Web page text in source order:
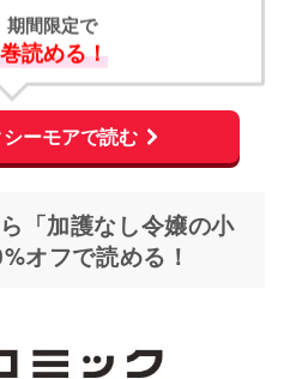
期間限定で
読める！
ーモアで読む
「加護なし令嬢の小
オフで読める！